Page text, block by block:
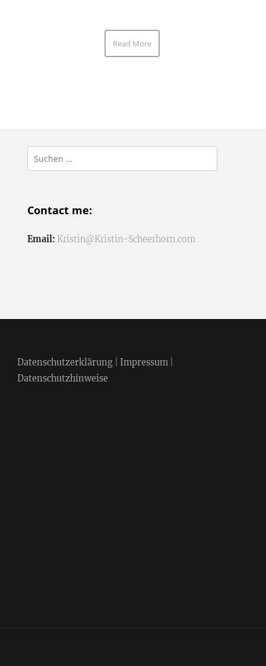
Read More
Suchen
nach:
Contact me:
Email: Kristin@Kristin-Scheerhorn.com
Datenschutzerklärung| Impressum|
Datenschutzhinweise